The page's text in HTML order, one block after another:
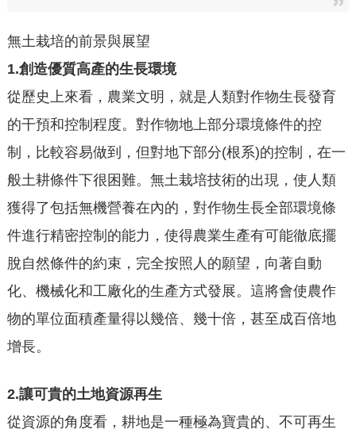
無土栽培的前景與展望
1.創造優質高產的生長環境
從歷史上來看，農業文明，就是人類對作物生長發育
的干預和控制程度。對作物地上部分環境條件的控
制，比較容易做到，但對地下部分(根系)的控制，在一
般土耕條件下很困難。無土栽培技術的出現，使人類
獲得了包括無機營養在內的，對作物生長全部環境條
件進行精密控制的能力，使得農業生產有可能徹底擺
脫自然條件的約束，完全按照人的願望，向著自動
化、機械化和工廠化的生產方式發展。這將會使農作
物的單位面積產量得以幾倍、幾十倍，甚至成百倍地
增長。
2.讓可貴的土地資源再生
從資源的角度看，耕地是一種極為寶貴的、不可再生